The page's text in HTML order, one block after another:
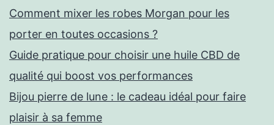
Comment mixer les robes Morgan pour les
porter en toutes occasions ?
Guide pratique pour choisir une huile CBD de
qualité qui boost vos performances
Bijou pierre de lune : le cadeau idéal pour faire
plaisir à sa femme